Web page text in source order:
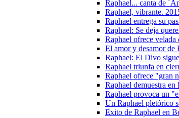
Raphael... canta de
Raphael, vibrante.
Raphael entrega su
Raphael: Se deja
Raphael ofrece
El amor y desamor de
Raphael: El Divo
Raphael triunfa en
Raphael ofrece "gran
Raphael demuestra
Raphael provoca un
Un Raphael pletórico
Exito de Raphael en